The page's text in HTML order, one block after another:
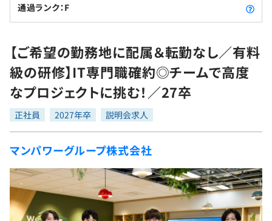
転職成功ガイド
転職エージェント
インタビュー
転職成功ガイド
新卒就活
求人検索
本選考
インターン
新卒エージェント
イベント・セミナー
インタビュー
学習
問題集
4択課題
ナレッジ
リファレンス
プログラミング言語
評価結果一覧
再チャレンジ結果一覧
ゲーム・マンガ
Tech Team Journal
paiza times
paizaとは？
通過ランク：F
【ご希望の勤務地に配属＆転勤なし／有料
級の研修】IT専門職確約◎チームで高度
なプロジェクトに挑む！／27卒
正社員 2027年卒 説明会求人
マンパワーグループ株式会社